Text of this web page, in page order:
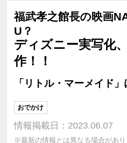
福武孝之館長の映画
U？
ディズニー実写化
作！！
「リトル・マーメイド」
おでかけ
情報掲載日：2023.06.07
※最新の情報とは異なる場合があり